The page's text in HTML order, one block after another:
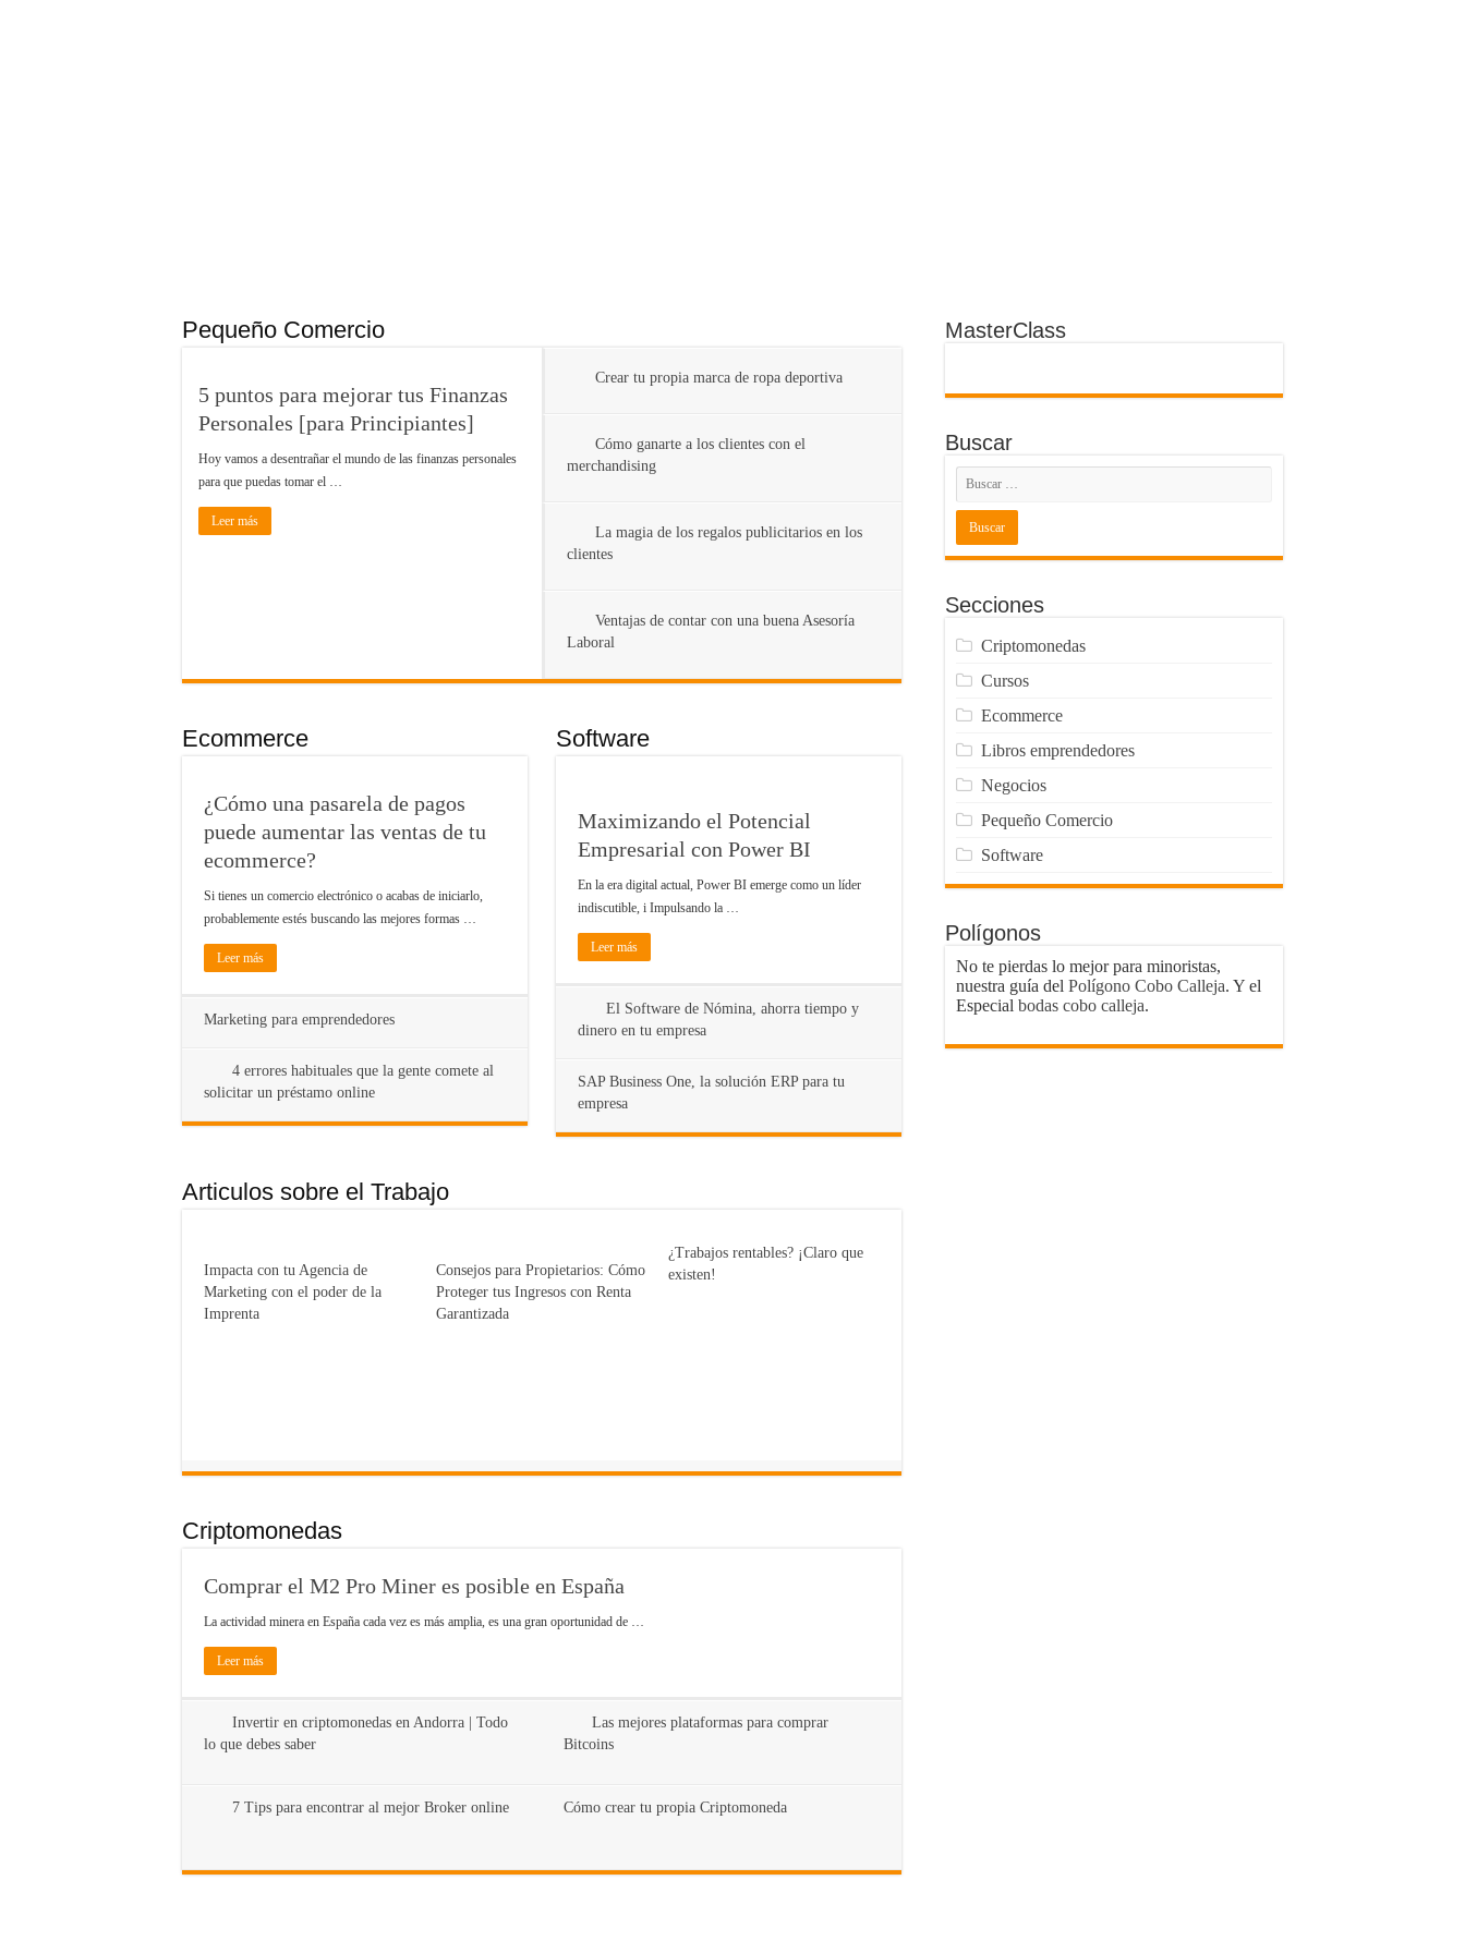
Pequeño Comercio
5 puntos para mejorar tus Finanzas
Personales [para Principiantes]
Hoy vamos a desentrañar el mundo de las finanzas personales
para que puedas tomar el …
Leer más
Crear tu propia marca de ropa deportiva
Cómo ganarte a los clientes con el
merchandising
La magia de los regalos publicitarios en los
clientes
Ventajas de contar con una buena Asesoría
Laboral
Ecommerce
¿Cómo una pasarela de pagos
puede aumentar las ventas de tu
ecommerce?
Si tienes un comercio electrónico o acabas de iniciarlo,
probablemente estés buscando las mejores formas …
Leer más
Marketing para emprendedores
4 errores habituales que la gente comete al
solicitar un préstamo online
Software
Maximizando el Potencial
Empresarial con Power BI
En la era digital actual, Power BI emerge como un líder
indiscutible, i Impulsando la …
Leer más
El Software de Nómina, ahorra tiempo y
dinero en tu empresa
SAP Business One, la solución ERP para tu
empresa
Articulos sobre el Trabajo
Impacta con tu Agencia de
Marketing con el poder de la
Imprenta
Consejos para Propietarios: Cómo
Proteger tus Ingresos con Renta
Garantizada
¿Trabajos rentables? ¡Claro que
existen!
Criptomonedas
Comprar el M2 Pro Miner es posible en España
La actividad minera en España cada vez es más amplia, es una gran oportunidad de …
Leer más
Invertir en criptomonedas en Andorra | Todo
lo que debes saber
Las mejores plataformas para comprar
Bitcoins
7 Tips para encontrar al mejor Broker online Cómo crear tu propia Criptomoneda
MasterClass
Buscar
Secciones
Criptomonedas
Cursos
Ecommerce
Libros emprendedores
Negocios
Pequeño Comercio
Software
Polígonos
No te pierdas lo mejor para minoristas,
nuestra guía del Polígono Cobo Calleja. Y el
Especial bodas cobo calleja.